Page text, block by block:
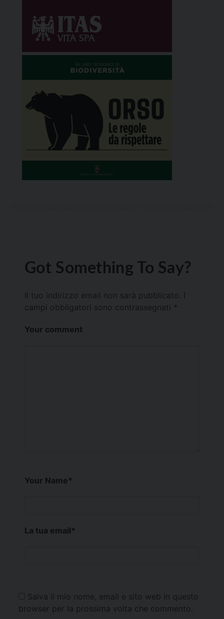
Got Something To Say?
Il tuo indirizzo email non sarà pubblicato.
campi obbligatori sono contrassegnati *
Your comment
Your Name*
La tua email*
Salva il mio nome, email e sito web in questo
browser per la prossima volta che commento.